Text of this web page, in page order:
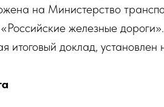
на Министерство
железные
итоговый доклад,